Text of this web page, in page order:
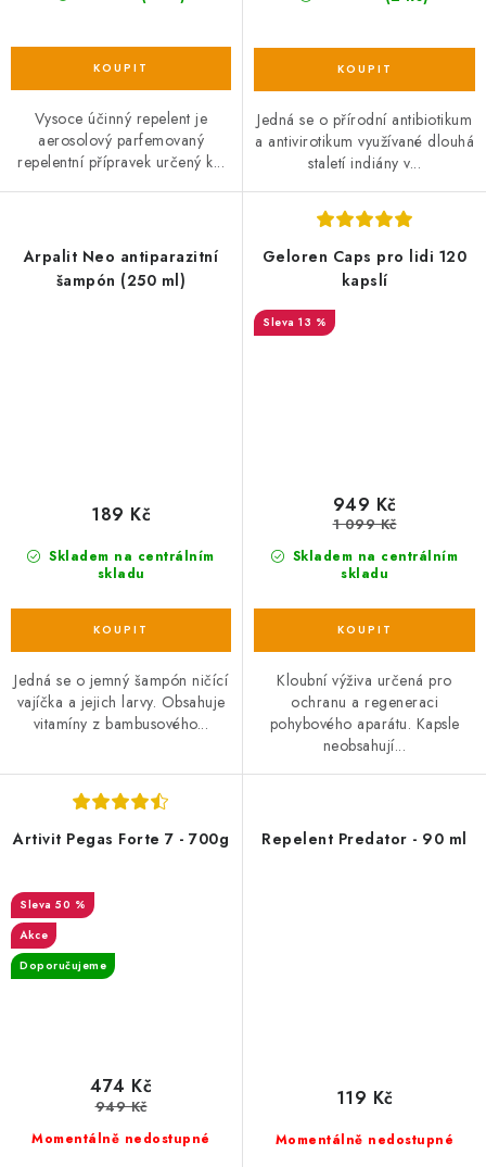
Vysoce účinný repelent je
aerosolový parfemovaný
repelentní přípravek určený k...
Jedná se o přírodní antibiotikum
a antivirotikum využívané dlouhá
staletí indiány v...
Arpalit Neo antiparazitní
šampón (250 ml)
Skladem na centrálním
skladu
189 Kč
Jedná se o jemný šampón ničící
vajíčka a jejich larvy. Obsahuje
vitamíny z bambusového...
Geloren Caps pro lidi 120
kapslí
13 %
Skladem na centrálním
skladu
949 Kč
1 099 Kč
Kloubní výživa určená pro
ochranu a regeneraci
pohybového aparátu. Kapsle
neobsahují...
Artivit Pegas Forte 7 - 700g
50 %
Akce
Doporučujeme
Momentálně nedostupné
474 Kč
949 Kč
Repelent Predator - 90 ml
Momentálně nedostupné
119 Kč